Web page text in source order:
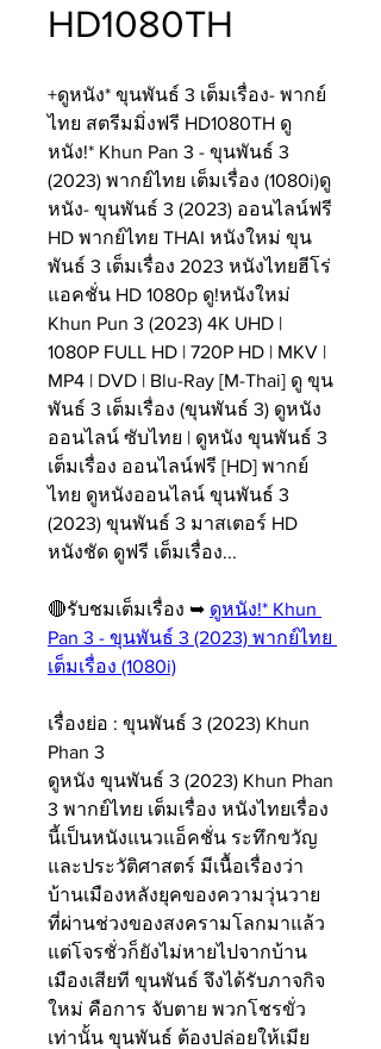
HD1080TH
+ดูหนัง* ขุนพันธ์ 3 เต็มเรื่อง- พากย์
ไทย สตรีมมิ่งฟรี HD1080TH ดู
หนัง!* Khun Pan 3 - ขุนพันธ์ 3
(2023) พากย์ไทย เต็มเรื่อง (1080i)ดู
หนัง- ขุนพันธ์ 3 (2023) ออนไลน์ฟรี
HD พากย์ไทย THAI หนังใหม่ ขุน
พันธ์ 3 เต็มเรื่อง 2023 หนังไทยฮีโร่
แอคชั่น HD 1080p ดู!หนังใหม่
Khun Pun 3 (2023) 4K UHD |
1080P FULL HD | 720P HD | MKV |
MP4 | DVD | Blu-Ray [M-Thai] ดู ขุน
พันธ์ 3 เต็มเรื่อง (ขุนพันธ์ 3) ดูหนัง
ออนไลน์ ซับไทย | ดูหนัง ขุนพันธ์ 3
เต็มเรื่อง ออนไลน์ฟรี [HD] พากย์
ไทย ดูหนังออนไลน์ ขุนพันธ์ 3
(2023) ขุนพันธ์ 3 มาสเตอร์ HD
หนังชัด ดูฟรี เต็มเรื่อง...
🔴รับชมเต็มเรื่อง ➥ ดูหนัง!* Khun
Pan 3 - ขุนพันธ์ 3 (2023) พากย์ไทย
เต็มเรื่อง (1080i)
เรื่องย่อ : ขุนพันธ์ 3 (2023) Khun
Phan 3
ดูหนัง ขุนพันธ์ 3 (2023) Khun Phan
3 พากย์ไทย เต็มเรื่อง หนังไทยเรื่อง
นี้เป็นหนังแนวแอ็คชั่น ระทึกขวัญ
และประวัติศาสตร์ มีเนื้อเรื่องว่า
บ้านเมืองหลังยุคของความวุ่นวาย
ที่ผ่านช่วงของสงครามโลกมาแล้ว
แต่โจรชั่วก็ยังไม่หายไปจากบ้าน
เมืองเสียที ขุนพันธ์ จึงได้รับภาจกิจ
ใหม่ คือการ จับตาย พวกโชรขั่ว
เท่านั้น ขุนพันธ์ ต้องปล่อยให้เมีย